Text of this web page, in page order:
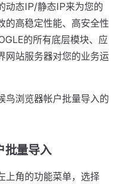
动态IP/静态IP来为您的
的高稳定性能、高安全性
的所有底层模块、应
网站服务器对您的业务运
鸟浏览器帐户批量导入的
批量导入
上角的功能菜单，选择